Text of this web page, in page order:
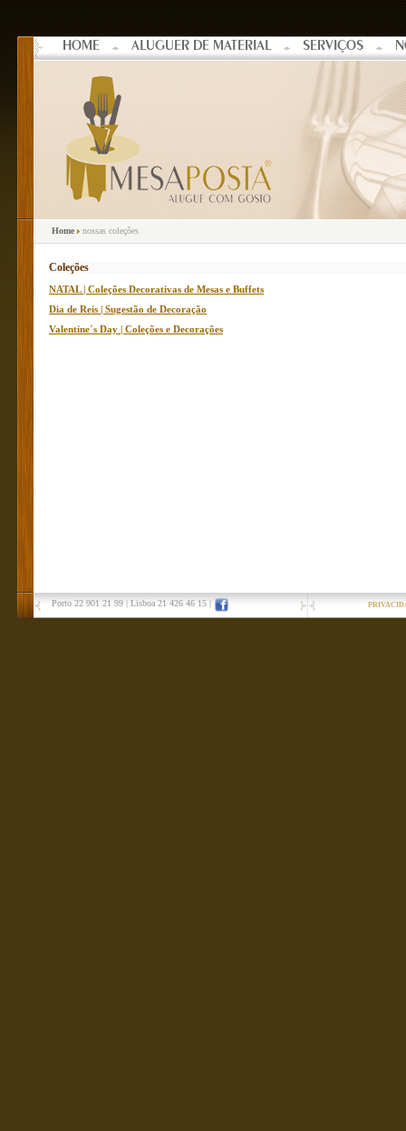
HOME ALUGUER DE MATERIAL SERVIÇOS
Home nossas coleções
Coleções
NATAL | Coleções Decorativas de Mesas e Buffets
Dia de Reis | Sugestão de Decoração
Valentine´s Day | Coleções e Decorações
Porto 22 901 21 99 Lisboa 21 426 46 15